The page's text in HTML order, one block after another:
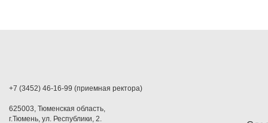
+7 (3452) 46-16-99 (приемная ректора)
625003, Тюменская область,
г.Тюмень, ул. Республики, 2.